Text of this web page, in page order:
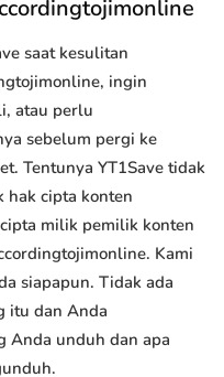
saat kesulitan
ingin
atau perlu
sebelum pergi ke
Tentunya YT1Save tidak
hak cipta konten
milik pemilik konten
Kami
siapapun. Tidak ada
itu dan Anda
Anda unduh dan apa